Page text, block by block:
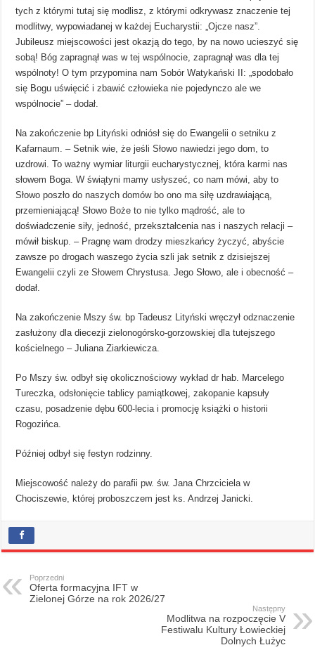
tych z którymi tutaj się modlisz, z którymi odkrywasz znaczenie tej
modlitwy, wypowiadanej w każdej Eucharystii: „Ojcze nasz”.
Jubileusz miejscowości jest okazją do tego, by na nowo ucieszyć się
sobą! Bóg zapragnął was w tej wspólnocie, zapragnął was dla tej
wspólnoty! O tym przypomina nam Sobór Watykański II: „spodobało
się Bogu uświęcić i zbawić człowieka nie pojedynczo ale we
wspólnocie” – dodał.
Na zakończenie bp Lityński odniósł się do Ewangelii o setniku z
Kafarnaum. – Setnik wie, że jeśli Słowo nawiedzi jego dom, to
uzdrowi. To ważny wymiar liturgii eucharystycznej, która karmi nas
słowem Boga. W świątyni mamy usłyszeć, co nam mówi, aby to
Słowo poszło do naszych domów bo ono ma siłę uzdrawiającą,
przemieniającą! Słowo Boże to nie tylko mądrość, ale to
doświadczenie siły, jedność, przekształcenia nas i naszych relacji –
mówił biskup. – Pragnę wam drodzy mieszkańcy życzyć, abyście
zawsze po drogach waszego życia szli jak setnik z dzisiejszej
Ewangelii czyli ze Słowem Chrystusa. Jego Słowo, ale i obecność –
dodał.
Na zakończenie Mszy św. bp Tadeusz Lityński wręczył odznaczenie
zasłużony dla diecezji zielonogórsko-gorzowskiej dla tutejszego
kościelnego – Juliana Ziarkiewicza.
Po Mszy św. odbył się okolicznościowy wykład dr hab. Marcelego
Tureczka, odsłonięcie tablicy pamiątkowej, zakopanie kapsuły
czasu, posadzenie dębu 600-lecia i promocję książki o historii
Rogozińca.
Później odbył się festyn rodzinny.
Miejscowość należy do parafii pw. św. Jana Chrzciciela w
Chociszewie, której proboszczem jest ks. Andrzej Janicki.
Poprzedni
Oferta formacyjna IFT w
Zielonej Górze na rok 2026/27
Następny
Modlitwa na rozpoczęcie V
Festiwalu Kultury Łowieckiej
Dolnych Łużyc